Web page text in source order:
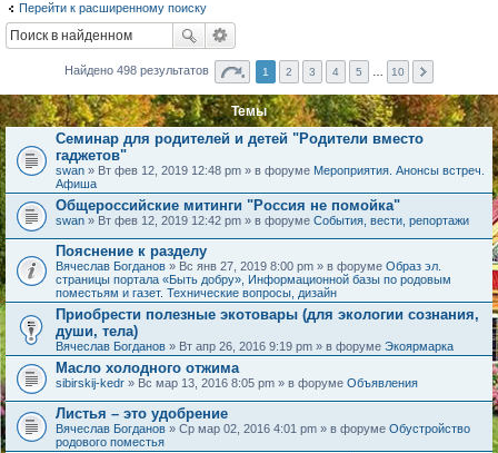
Перейти к расширенному поиску
Найдено 498 результатов 1 2 3 4 5 10
Темы
Семинар для родителей и детей "Родители вместо
гаджетов"
swan » Вт фев 12, 2019 12:48 pm » в форуме Мероприятия. Анонсы встреч.
Афиша
Общероссийские митинги "Россия не помойка"
swan » Вт фев 12, 2019 12:42 pm » в форуме События, вести, репортажи
Пояснение к разделу
Вячеслав Богданов » Вс янв 27, 2019 8:00 pm » в форуме Образ эл.
страницы портала «Быть добру», Информационной базы по родовым
поместьям и газет. Технические вопросы, дизайн
Приобрести полезные экотовары (для экологии сознания,
души, тела)
Вячеслав Богданов » Вт апр 26, 2016 9:19 pm » в форуме Экоярмарка
Масло холодного отжима
sibirskij-kedr » Вс мар 13, 2016 8:05 pm » в форуме Объявления
Листья – это удобрение
Вячеслав Богданов » Ср мар 02, 2016 4:01 pm » в форуме Обустройство
родового поместья